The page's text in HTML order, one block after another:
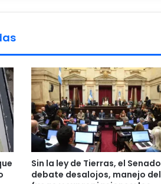
Sin la ley de Tierras, el Senado
debate desalojos, manejo del